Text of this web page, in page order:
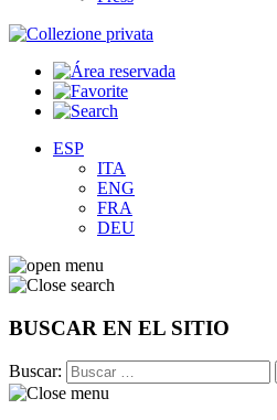
ESP
ITA
ENG
FRA
DEU
BUSCAR EN EL SITIO
Buscar: